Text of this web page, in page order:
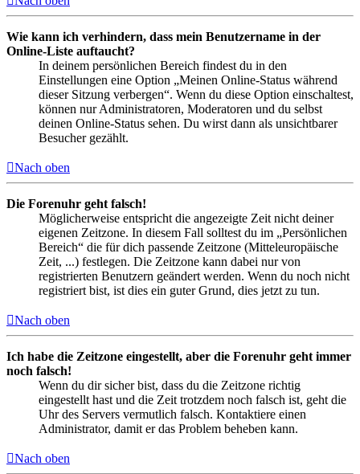
Wie kann ich verhindern, dass mein Benutzername in der
Online-Liste auftaucht?
In deinem persönlichen Bereich findest du in den
Einstellungen eine Option „Meinen Online-Status während
dieser Sitzung verbergen“. Wenn du diese Option einschaltest,
können nur Administratoren, Moderatoren und du selbst
deinen Online-Status sehen. Du wirst dann als unsichtbarer
Besucher gezählt.
Nach oben
Die Forenuhr geht falsch!
Möglicherweise entspricht die angezeigte Zeit nicht deiner
eigenen Zeitzone. In diesem Fall solltest du im „Persönlichen
Bereich“ die für dich passende Zeitzone (Mitteleuropäische
Zeit, ...) festlegen. Die Zeitzone kann dabei nur von
registrierten Benutzern geändert werden. Wenn du noch nicht
registriert bist, ist dies ein guter Grund, dies jetzt zu tun.
Nach oben
Ich habe die Zeitzone eingestellt, aber die Forenuhr geht immer
noch falsch!
Wenn du dir sicher bist, dass du die Zeitzone richtig
eingestellt hast und die Zeit trotzdem noch falsch ist, geht die
Uhr des Servers vermutlich falsch. Kontaktiere einen
Administrator, damit er das Problem beheben kann.
Nach oben